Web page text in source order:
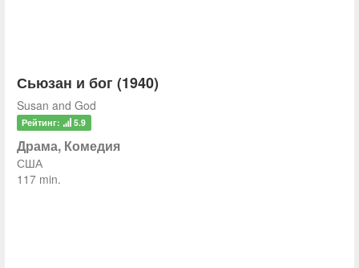
Сьюзан и бог (1940)
Susan and God
Рейтинг: 5.9
Драма, Комедия
США
117 min.